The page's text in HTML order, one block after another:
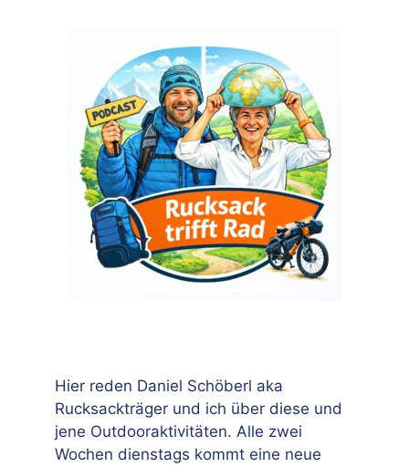
Hier reden Daniel Schöberl aka
Rucksackträger und ich über diese und
jene Outdooraktivitäten. Alle zwei
Wochen dienstags kommt eine neue